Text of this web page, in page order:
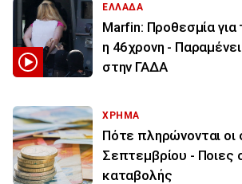
ΕΛΛΑΔΑ
Marfin: Προθεσμία για
η 46χρονη -
στην ΓΑΔΑ
ΧΡΗΜΑ
Πότε πληρώνονται οι
Σεπτεμβρίου - Ποιες
καταβολής